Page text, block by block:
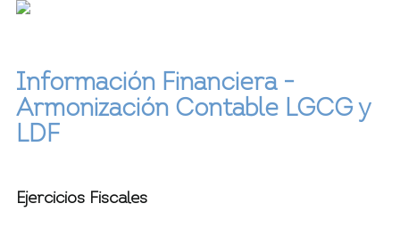
Información Financiera -
Armonización Contable LGCG y
LDF
Ejercicios Fiscales